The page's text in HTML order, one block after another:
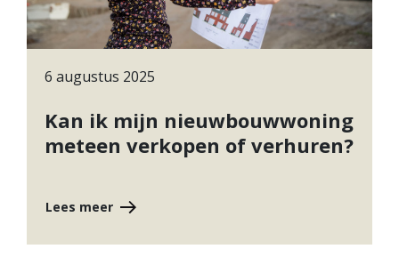
6 augustus 2025
Kan ik mijn nieuwbouwwoning
meteen verkopen of verhuren?
Lees meer